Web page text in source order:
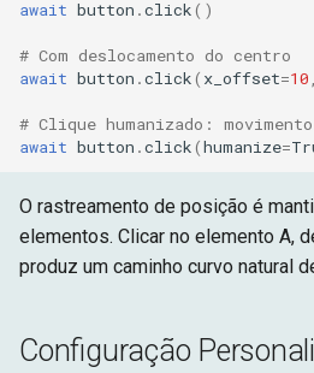
await button .click()
# Com deslocamento do centro
await button .click( x_offset=10,
# Clique humanizado:
await button .click(humanize=
O rastreamento de posição é
elementos. Clicar no elemento A,
produz um caminho curvo natural
Configuração